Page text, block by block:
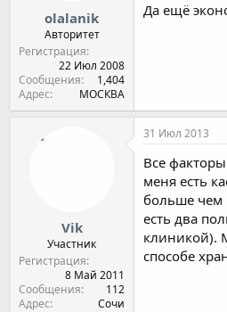
olalanik
Авторитет
Регистрация
22 Июл 2008
Сообщения
1,404
Адрес
МОСКВА
Да ещё
Vik
Участник
Регистрация
8 Май 2011
Сообщения
112
Адрес
Сочи
31 Июл 2013
Все
меня есть
больше чем
есть два
клиникой).
способе